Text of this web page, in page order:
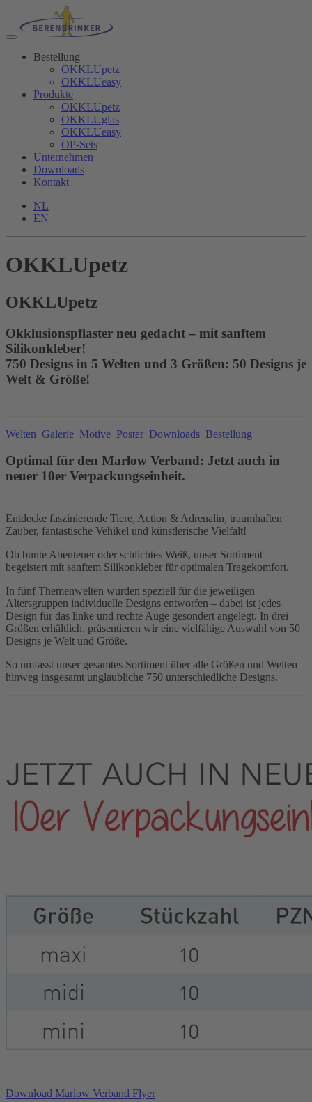
Bestellung
OKKLUpetz
OKKLUeasy
Produkte
OKKLUpetz
OKKLUglas
OKKLUeasy
OP-Sets
Unternehmen
Downloads
Kontakt
NL
EN
OKKLUpetz
OKKLUpetz
Okklusionspflaster neu gedacht – mit sanftem
Silikonkleber!
750 Designs in 5 Welten und 3 Größen: 50 Designs je
Welt & Größe!
Welten Galerie Motive Poster Downloads Bestellung
Optimal für den Marlow Verband: Jetzt auch in
neuer 10er Verpackungseinheit.
Entdecke faszinierende Tiere, Action & Adrenalin, traumhaften
Zauber, fantastische Vehikel und künstlerische Vielfalt!
Ob bunte Abenteuer oder schlichtes Weiß, unser Sortiment
begeistert mit sanftem Silikonkleber für optimalen Tragekomfort.
In fünf Themenwelten wurden speziell für die jeweiligen
Altersgruppen individuelle Designs entworfen – dabei ist jedes
Design für das linke und rechte Auge gesondert angelegt. In drei
Größen erhältlich, präsentieren wir eine vielfältige Auswahl von 50
Designs je Welt und Größe.
So umfasst unser gesamtes Sortiment über alle Größen und Welten
hinweg insgesamt unglaubliche 750 unterschiedliche Designs.
Download Marlow Verband Flyer